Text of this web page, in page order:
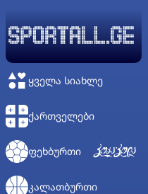
ᲧᲕᲔᲚᲐ ᲡᲘᲐᲮᲚᲔ
ᲥᲐᲠᲗᲕᲔᲚᲔᲑᲘ
ᲤᲔᲮᲑᲣᲠᲗᲘ
ᲙᲐᲚᲐᲗᲑᲣᲠᲗᲘ